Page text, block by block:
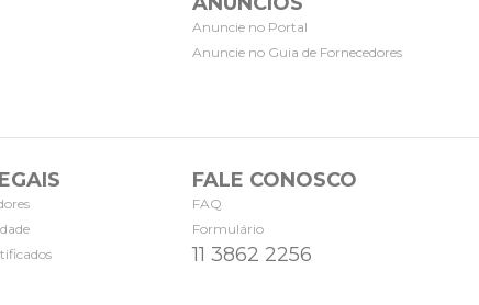
Anuncie no Portal
Anuncie no Guia de Fornecedores
FALE CONOSCO
FAQ
Formulário
11 3862 2256